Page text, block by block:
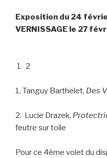
Exposition du 24
VERNISSAGE le 27
1 2
1. Tanguy Barthelet, Des
2. Lucie Drazek,
feutre sur toile
Pour ce 4ème volet du